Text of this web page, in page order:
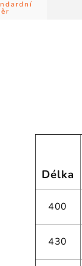
Délka
400
430